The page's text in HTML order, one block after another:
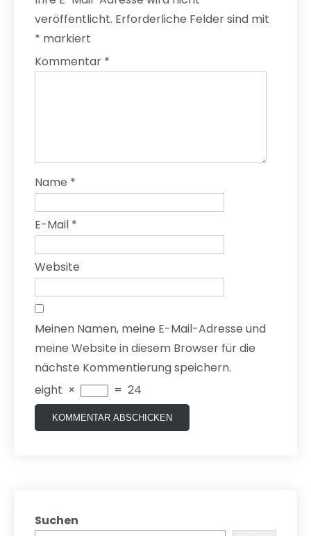
veröffentlicht. Erforderliche Felder sind mit
* markiert
Kommentar *
Name *
E-Mail *
Website
Meinen Namen, meine E-Mail-Adresse und
meine Website in diesem Browser für die
nächste Kommentierung speichern.
eight × = 24
Suchen